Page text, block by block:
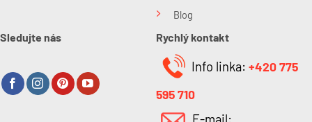
Blog
Sledujte nás Rychlý kontakt
Info linka: +420 775
595 710